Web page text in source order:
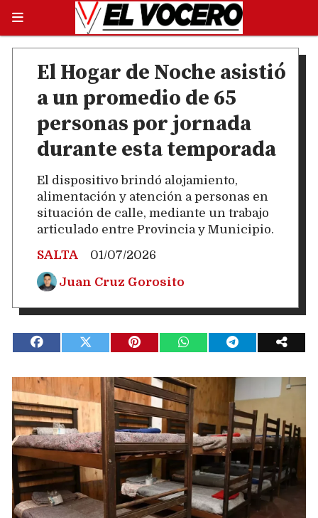
El Hogar de Noche asistió
a un promedio de 65
personas por jornada
durante esta temporada
El dispositivo brindó alojamiento,
alimentación y atención a personas en
situación de calle, mediante un trabajo
articulado entre Provincia y Municipio.
SALTA
01/07/2026
Juan Cruz Gorosito